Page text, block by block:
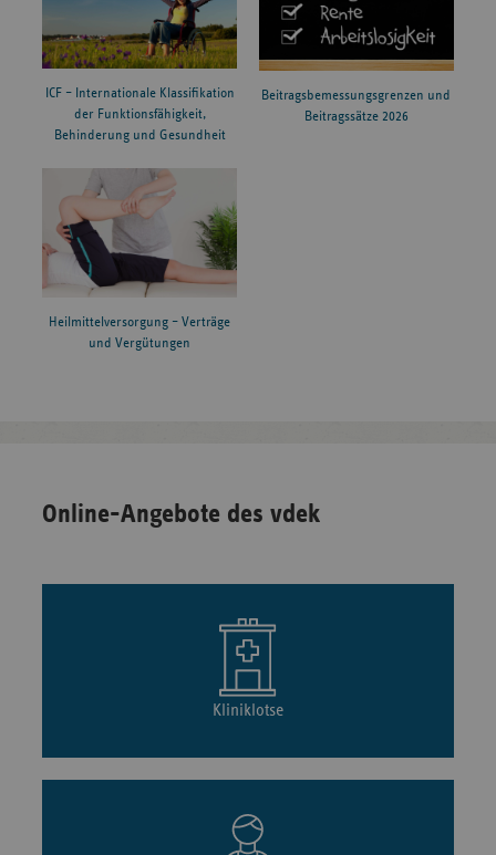
ICF – Internationale Klassifikation
der Funktionsfähigkeit,
Behinderung und Gesundheit
Beitragsbemessungsgrenzen und
Beitragssätze 2026
Heilmittelversorgung – Verträge
und Vergütungen
Online-Angebote des vdek
Kliniklotse